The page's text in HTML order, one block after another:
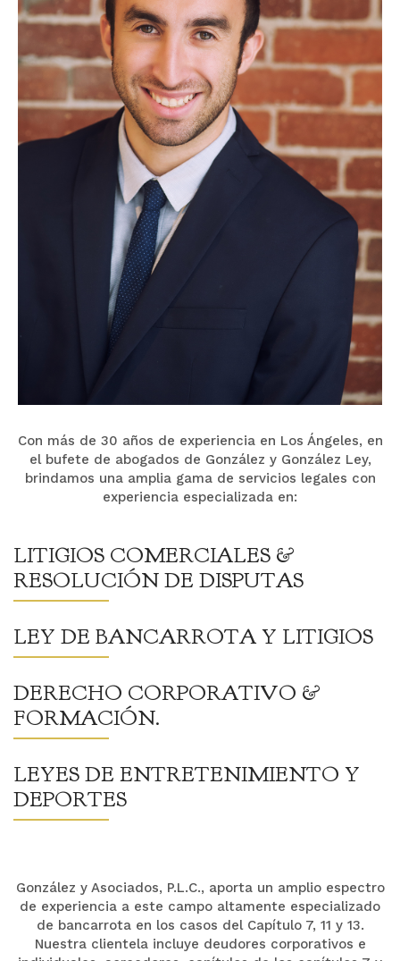
Con más de 30 años de experiencia en Los Ángeles, en
el bufete de abogados de González y González Ley,
brindamos una amplia gama de servicios legales con
experiencia especializada en:
LITIGIOS COMERCIALES &
RESOLUCIÓN DE DISPUTAS
LEY DE BANCARROTA Y LITIGIOS
DERECHO CORPORATIVO &
FORMACIÓN.
LEYES DE ENTRETENIMIENTO Y
DEPORTES
González y Asociados, P.L.C., aporta un amplio espectro
de experiencia a este campo altamente especializado
de bancarrota en los casos del Capítulo 7, 11 y 13.
Nuestra clientela incluye deudores corporativos e